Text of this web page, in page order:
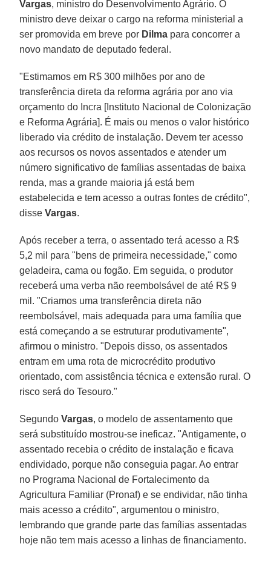
Vargas, ministro do Desenvolvimento Agrário. O
ministro deve deixar o cargo na reforma ministerial a
ser promovida em breve por Dilma para concorrer a
novo mandato de deputado federal.
"Estimamos em R$ 300 milhões por ano de
transferência direta da reforma agrária por ano via
orçamento do Incra [Instituto Nacional de Colonização
e Reforma Agrária]. É mais ou menos o valor histórico
liberado via crédito de instalação. Devem ter acesso
aos recursos os novos assentados e atender um
número significativo de famílias assentadas de baixa
renda, mas a grande maioria já está bem
estabelecida e tem acesso a outras fontes de crédito",
disseVargas.
Após receber a terra, o assentado terá acesso a R$
5,2 mil para "bens de primeira necessidade," como
geladeira, cama ou fogão. Em seguida, o produtor
receberá uma verba não reembolsável de até R$ 9
mil. "Criamos uma transferência direta não
reembolsável, mais adequada para uma família que
está começando a se estruturar produtivamente",
afirmou o ministro. "Depois disso, os assentados
entram em uma rota de microcrédito produtivo
orientado, com assistência técnica e extensão rural. O
risco será do Tesouro."
SegundoVargas, o modelo de assentamento que
será substituído mostrou-se ineficaz. "Antigamente, o
assentado recebia o crédito de instalação e ficava
endividado, porque não conseguia pagar. Ao entrar
no Programa Nacional de Fortalecimento da
Agricultura Familiar (Pronaf) e se endividar, não tinha
mais acesso a crédito", argumentou o ministro,
lembrando que grande parte das famílias assentadas
hoje não tem mais acesso a linhas de financiamento.